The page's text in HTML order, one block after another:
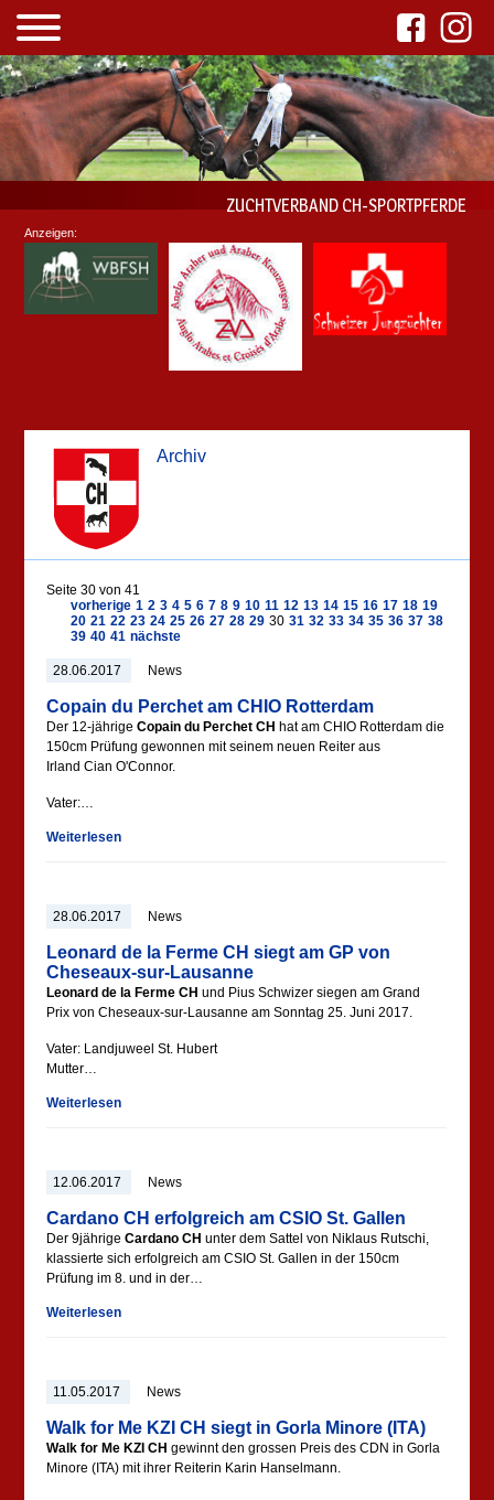
ZUCHTVERBAND CH-SPORTPFERDE
Archiv
Seite 30 von 41
vorherige 1 2 3 4 5 6 7 8 9 10 11 12 13 14 15 16 17 18 19
20 21 22 23 24 25 26 27 28 29 30 31 32 33 34 35 36 37 38
39 40 41 nächste
28.06.2017 News
Copain du Perchet am CHIO Rotterdam
Der 12-jährigeCopain du Perchet CH hat am CHIO Rotterdam die
150cm Prüfung gewonnen mit seinem neuen Reiter aus
Irland Cian O'Connor.
Vater:…
Weiterlesen
28.06.2017 News
Leonard de la Ferme CH siegt am GP von
Cheseaux-sur-Lausanne
Leonard de la Ferme CH und Pius Schwizer siegen am Grand
Prix von Cheseaux-sur-Lausanne am Sonntag 25. Juni 2017.
Vater: Landjuweel St. Hubert
Mutter…
Weiterlesen
12.06.2017 News
Cardano CH erfolgreich am CSIO St. Gallen
Der 9jährigeCardano CH unter dem Sattel von Niklaus Rutschi,
klassierte sich erfolgreich am CSIO St. Gallen in der 150cm
Prüfung im 8. und in der…
Weiterlesen
11.05.2017 News
Walk for Me KZI CH siegt in Gorla Minore (ITA)
Walk for Me KZI CH gewinnt den grossen Preis des CDN in Gorla
Minore (ITA) mit ihrer Reiterin Karin Hanselmann.
Anzeigen: